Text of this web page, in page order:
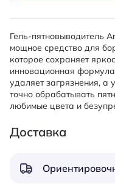
Гель-пятновыводитель
мощное средство для
которое сохраняет
инновационная
удаляет загрязнения, а
точно обрабатывать
любимые цвета и
Доставка